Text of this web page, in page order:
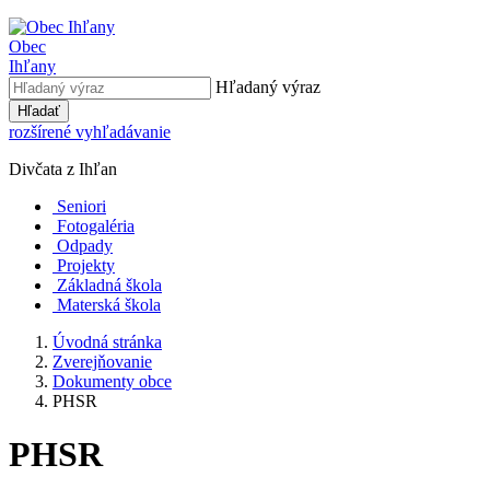
Obec
Ihľany
Hľadaný výraz
Hľadať
rozšírené vyhľadávanie
Divčata z Ihľan
Seniori
Fotogaléria
Odpady
Projekty
Základná škola
Materská škola
Úvodná stránka
Zverejňovanie
Dokumenty obce
PHSR
PHSR